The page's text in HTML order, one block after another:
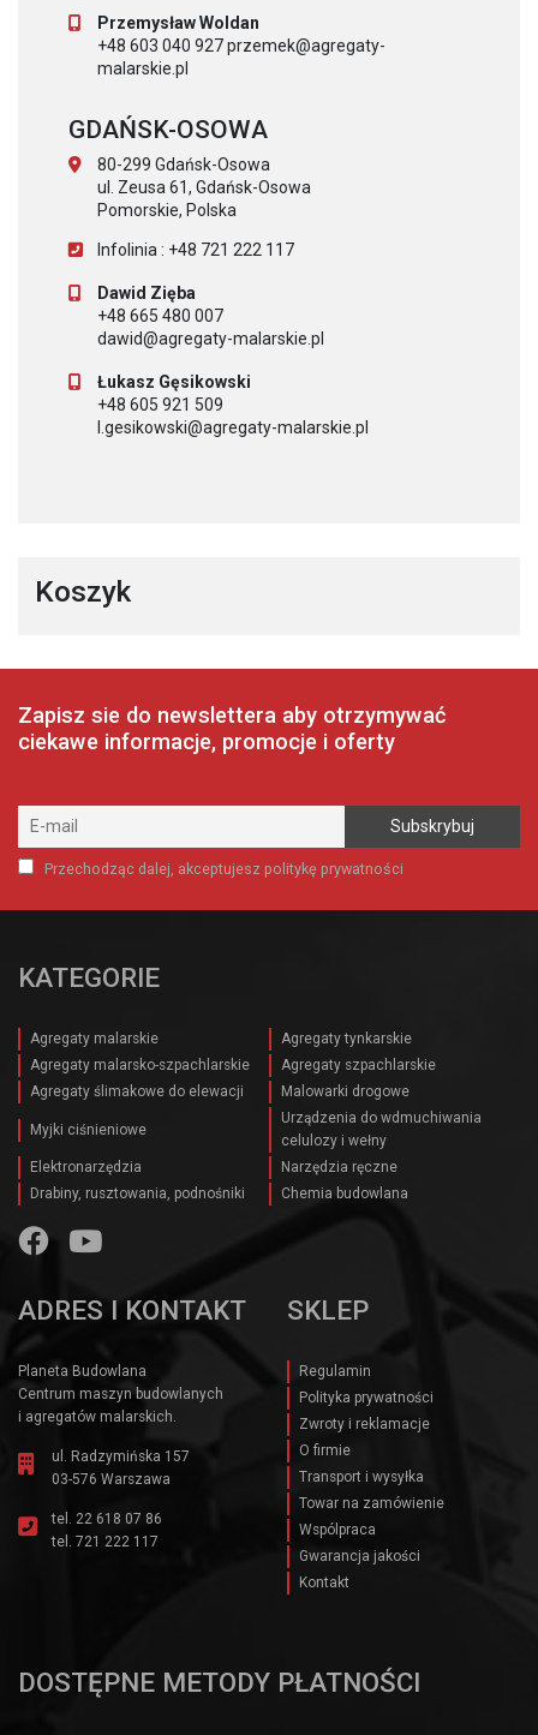
Przemysław Woldan
+48 603 040 927 przemek@agregaty-
malarskie.pl
GDAŃSK-OSOWA
80-299 Gdańsk-Osowa
ul. Zeusa 61, Gdańsk-Osowa
Pomorskie, Polska
Infolinia : +48 721 222 117
Dawid Zięba
+48 665 480 007
dawid@agregaty-malarskie.pl
Łukasz Gęsikowski
+48 605 921 509
l.gesikowski@agregaty-malarskie.pl
Koszyk
Zapisz sie do newslettera aby otrzymywać
ciekawe informacje, promocje i oferty
Przechodząc dalej, akceptujesz politykę prywatności
KATEGORIE
Agregaty malarskie
Agregaty tynkarskie
Agregaty malarsko-szpachlarskie
Agregaty szpachlarskie
Agregaty ślimakowe do elewacji
Malowarki drogowe
Myjki ciśnieniowe
Urządzenia do wdmuchiwania
celulozy i wełny
Elektronarzędzia
Narzędzia ręczne
Drabiny, rusztowania, podnośniki
Chemia budowlana
ADRES I KONTAKT
Planeta Budowlana
Centrum maszyn budowlanych
i agregatów malarskich.
ul. Radzymińska 157
03-576 Warszawa
tel. 22 618 07 86
tel. 721 222 117
SKLEP
Regulamin
Polityka prywatności
Zwroty i reklamacje
O firmie
Transport i wysyłka
Towar na zamówienie
Wspólpraca
Gwarancja jakości
Kontakt
DOSTĘPNE METODY PŁATNOŚCI